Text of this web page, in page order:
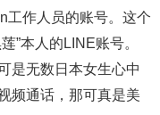
工作人员的账号。这个
”本人的LINE账号。
是无数日本女生心中
频通话，那可真是美